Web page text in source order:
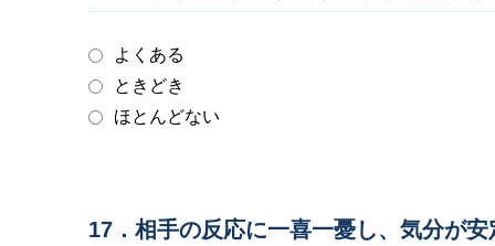
よくある
ときどき
ほとんどない
17．相手の反応に一喜一憂し、気分が